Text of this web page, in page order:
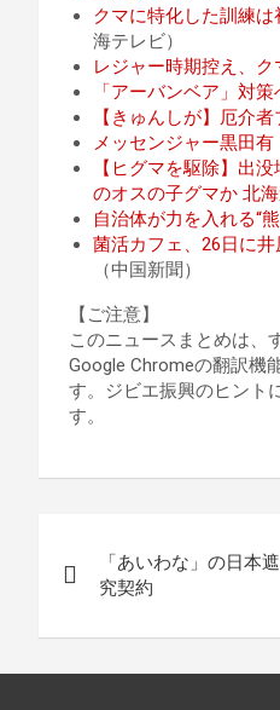
クマに特化した訓練
海テレビ）
レジャー時期控え、
「アーバンベア」対
【きゅんしが】厄介
メッセンジャー黒田
【ヒグマを駆除】出
のオスの子グマか 北
自治体が力を入れる“
菌活カフェ、26日に
（中国新聞）
【ご注意】
このニュースまとめは、
Google Chromeの翻訳機
す。ジビエ振興のヒント
す。
稿
ナ
ビ
「あいわな」の日本
究契約